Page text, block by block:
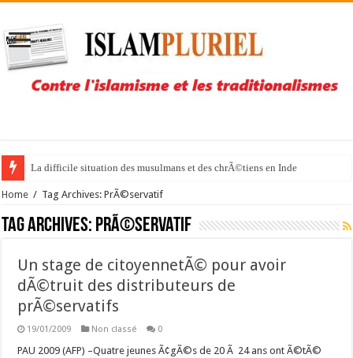
La difficile situation des musulmans et des chrÃ©tiens en Inde
Home / Tag Archives: PrÃ©servatif
Tag Archives: PrÃ©servatif
Un stage de citoyennetÃ© pour avoir
dÃ©truit des distributeurs de
prÃ©servatifs
19/01/2009 Non classé 0
PAU 2009 (AFP) –Quatre jeunes Ã¢gÃ©s de 20 Ã 24 ans ont Ã©tÃ©